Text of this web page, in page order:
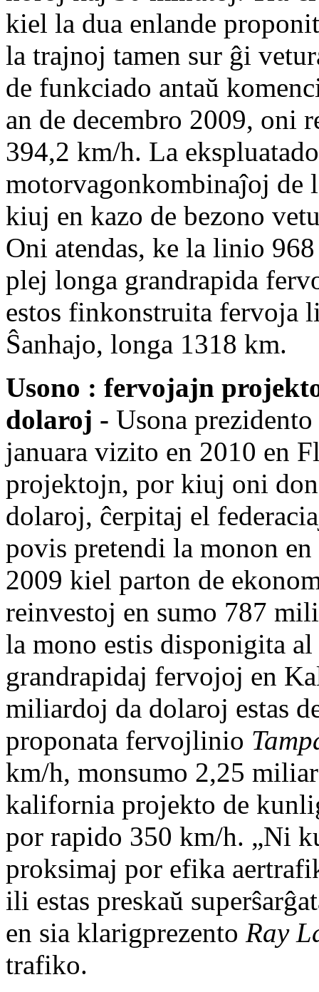
kiel la dua enlande
la trajnoj tamen sur ĝi
de funkciado antaŭ
an de decembro 2009, oni
394,2 km/h. La
motorvagonkombinaĵoj
kiuj en kazo de bezono
Oni atendas, ke la linio
plej longa grandrapida
estos finkonstruita fervoja
Ŝanhajo, longa 1318 km.
Usono : fervojajn
dolaroj - Usona prezidento
januara vizito en 2010 en
projektojn, por kiuj oni
dolaroj, ĉerpitaj el
povis pretendi la monon
2009 kiel parton de
reinvestoj en sumo 787
la mono estis disponigita
grandrapidaj fervojoj en
miliardoj da dolaroj estas
proponata fervojlinio
km/h, monsumo 2,25
kalifornia projekto de
por rapido 350 km/h. „Ni
proksimaj por efika
ili estas preskaŭ
en sia klarigprezento Ray
trafiko.